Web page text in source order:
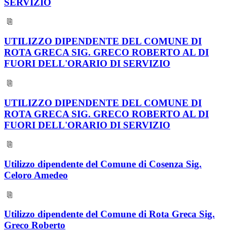
SERVIZIO
UTILIZZO DIPENDENTE DEL COMUNE DI
ROTA GRECA SIG. GRECO ROBERTO AL DI
FUORI DELL'ORARIO DI SERVIZIO
UTILIZZO DIPENDENTE DEL COMUNE DI
ROTA GRECA SIG. GRECO ROBERTO AL DI
FUORI DELL'ORARIO DI SERVIZIO
Utilizzo dipendente del Comune di Cosenza Sig.
Celoro Amedeo
Utilizzo dipendente del Comune di Rota Greca Sig.
Greco Roberto